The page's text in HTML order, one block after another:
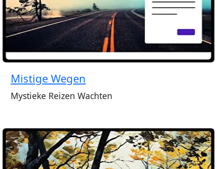
Mistige Wegen
Mystieke Reizen Wachten